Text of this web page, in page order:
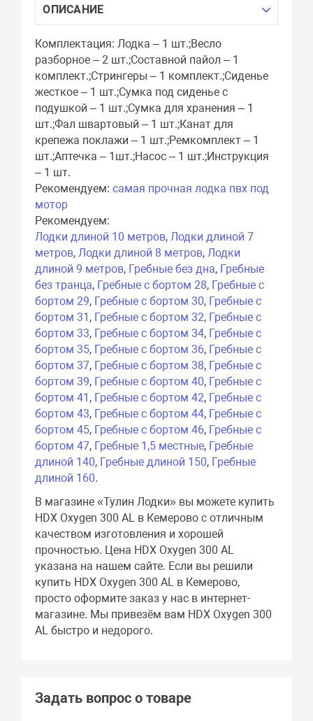
ОПИСАНИЕ
Комплектация: Лодка – 1 шт.;Весло
разборное – 2 шт.;Составной пайол – 1
комплект.;Стрингеры – 1 комплект.;Сиденье
жесткое – 1 шт.;Сумка под сиденье с
подушкой – 1 шт.;Сумка для хранения – 1
шт.;Фал швартовый – 1 шт.;Канат для
крепежа поклажи – 1 шт.;Ремкомплект – 1
шт.;Аптечка – 1шт.;Насос – 1 шт.;Инструкция
– 1 шт.
Рекомендуем:самая прочная лодка пвх под
мотор
Рекомендуем:
Лодки длиной 10 метров,Лодки длиной 7
метров,Лодки длиной 8 метров,Лодки
длиной 9 метров, Гребные без дна, Гребные
без транца, Гребные с бортом 28, Гребные с
бортом 29, Гребные с бортом 30, Гребные с
бортом 31 , Гребные с бортом 32, Гребные с
бортом 33, Гребные с бортом 34, Гребные с
бортом 35, Гребные с бортом 36, Гребные с
бортом 37, Гребные с бортом 38, Гребные с
бортом 39, Гребные с бортом 40, Гребные с
бортом 41 , Гребные с бортом 42, Гребные с
бортом 43, Гребные с бортом 44, Гребные с
бортом 45, Гребные с бортом 46, Гребные с
бортом 47, Гребные 1,5 местные, Гребные
длиной 140, Гребные длиной 150, Гребные
длиной 160.
В магазине «Тулин Лодки» вы можете купить
HDX Oxygen 300 AL в Кемерово с отличным
качеством изготовления и хорошей
прочностью. Цена HDX Oxygen 300 AL
указана на нашем сайте. Если вы решили
купить HDX Oxygen 300 AL в Кемерово,
просто оформите заказ у нас в интернет-
магазине. Мы привезём вам HDX Oxygen 300
AL быстро и недорого.
Задать вопрос о товаре